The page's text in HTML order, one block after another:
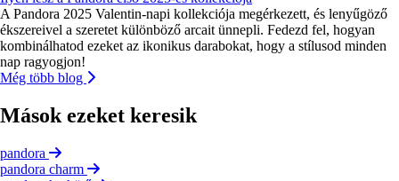
A Pandora 2025 Valentin-napi kollekciója megérkezett, és lenyűgöző
ékszereivel a szeretet különböző arcait ünnepli. Fedezd fel, hogyan
kombinálhatod ezeket az ikonikus darabokat, hogy a stílusod minden
nap ragyogjon!
Még több blog
Mások ezeket keresik
pandora
pandora charm